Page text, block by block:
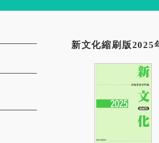
新文化縮刷版2025